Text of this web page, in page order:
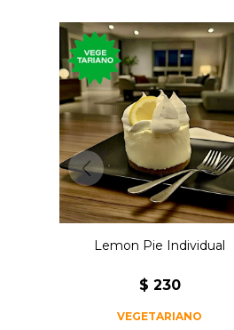
Torta con crema de limón,
chantilly y topping de
merengue.
Lemon Pie Individual
$ 230
VEGETARIANO